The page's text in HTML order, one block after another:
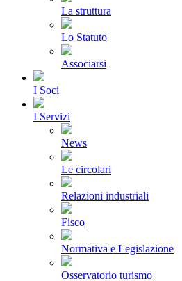
La struttura
Lo Statuto
Associarsi
I Soci
I Servizi
News
Le circolari
Relazioni industriali
Fisco
Normativa e Legislazione
Osservatorio turismo